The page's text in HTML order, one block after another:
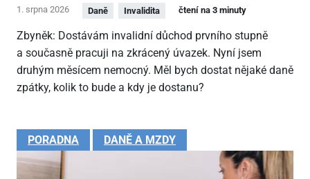
1. srpna 2026 Daně Invalidita čtení na 3 minuty
Zbyněk: Dostávám invalidní důchod prvního stupně
a současně pracuji na zkrácený úvazek. Nyní jsem
druhým měsícem nemocný. Měl bych dostat nějaké daně
zpátky, kolik to bude a kdy je dostanu?
PORADNA DANĚ A MZDY